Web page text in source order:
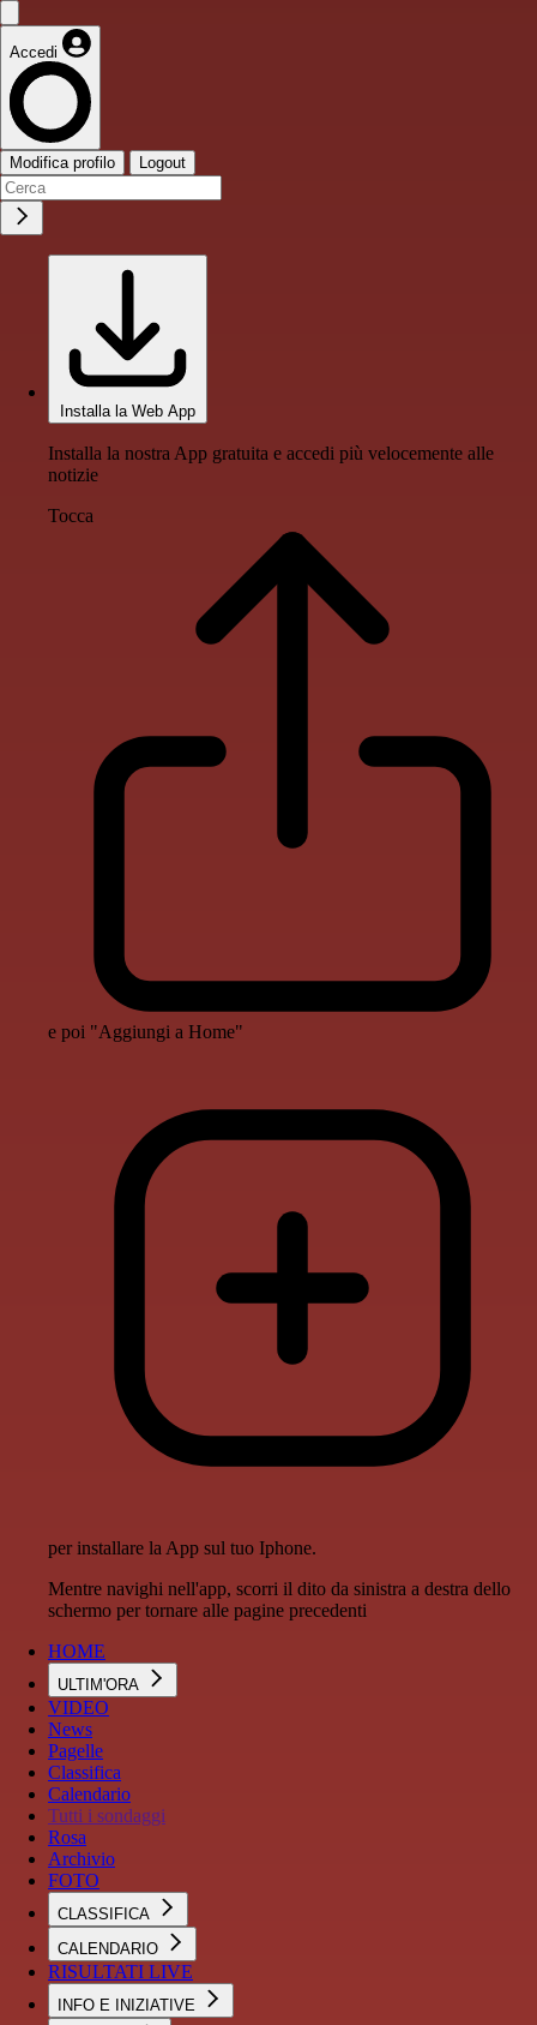
Accedi
Modifica profilo Logout
Installa la Web App
Installa la nostra App gratuita e accedi più velocemente alle
notizie
Tocca
e poi "Aggiungi a Home"
per installare la App sul tuo Iphone.
Mentre navighi nell'app, scorri il dito da sinistra a destra dello
schermo per tornare alle pagine precedenti
HOME
ULTIM'ORA
VIDEO
News
Pagelle
Classifica
Calendario
Tutti i sondaggi
Rosa
Archivio
FOTO
CLASSIFICA
CALENDARIO
RISULTATI LIVE
INFO E INIZIATIVE